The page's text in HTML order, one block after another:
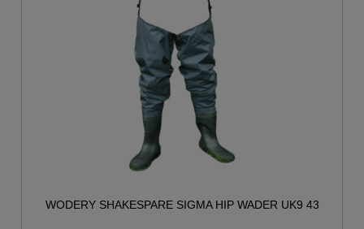
WODERY SHAKESPARE SIGMA HIP WADER UK9 43